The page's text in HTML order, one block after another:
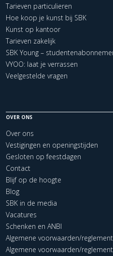
Tarieven particulieren
Hoe koop je kunst bij SBK
Kunst op kantoor
Tarieven zakelijk
SBK Young –
VYOO: laat je verrassen
Veelgestelde vragen
OVER ONS
Over ons
Vestigingen en openingstijden
Gesloten op feestdagen
Contact
Blijf op de hoogte
Blog
SBK in de media
Vacatures
Schenken en ANBI
Algemene voorwaarden/
Algemene voorwaarden/